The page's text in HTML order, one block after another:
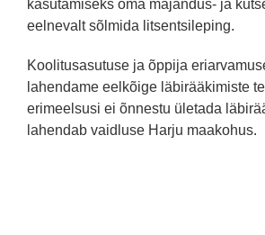
kasutamiseks oma majandus- ja
eelnevalt sõlmida litsentsileping.
Koolitusasutuse ja õppija
lahendame eelkõige läbirääkimiste
erimeelsusi ei õnnestu ületada
lahendab vaidluse Harju maakohus.